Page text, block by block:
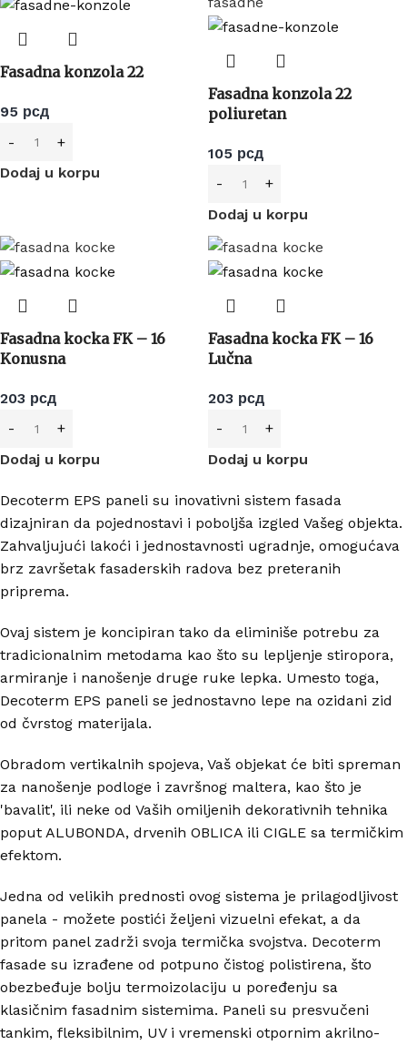
Fasadna konzola 22
95 рсд
Dodaj u korpu
Fasadna konzola 22
poliuretan
105 рсд
Dodaj u korpu
Fasadna kocka FK – 16
Konusna
203 рсд
Dodaj u korpu
Fasadna kocka FK – 16
Lučna
203 рсд
Dodaj u korpu
Decoterm EPS paneli su inovativni sistem fasada
dizajniran da pojednostavi i poboljša izgled Vašeg objekta.
Zahvaljujući lakoći i jednostavnosti ugradnje, omogućava
brz završetak fasaderskih radova bez preteranih
priprema.
Ovaj sistem je koncipiran tako da eliminiše potrebu za
tradicionalnim metodama kao što su lepljenje stiropora,
armiranje i nanošenje druge ruke lepka. Umesto toga,
Decoterm EPS paneli se jednostavno lepe na ozidani zid
od čvrstog materijala.
Obradom vertikalnih spojeva, Vaš objekat će biti spreman
za nanošenje podloge i završnog maltera, kao što je
'bavalit', ili neke od Vaših omiljenih dekorativnih tehnika
poput ALUBONDA, drvenih OBLICA ili CIGLE sa termičkim
efektom.
Jedna od velikih prednosti ovog sistema je prilagodljivost
panela - možete postići željeni vizuelni efekat, a da
pritom panel zadrži svoja termička svojstva. Decoterm
fasade su izrađene od potpuno čistog polistirena, što
obezbeđuje bolju termoizolaciju u poređenju sa
klasičnim fasadnim sistemima. Paneli su presvučeni
tankim, fleksibilnim, UV i vremenski otpornim akrilno-